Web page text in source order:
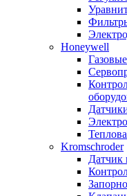
Honeywell
Kromschroder
Датчик